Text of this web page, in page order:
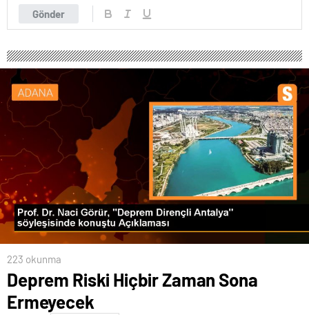
Gönder
223 okunma
Deprem Riski Hiçbir Zaman Sona
Ermeyecek